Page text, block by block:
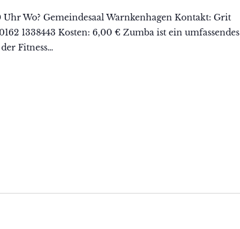
Wo? Gemeindesaal Warnkenhagen Kontakt: Grit
1338443 Kosten: 6,00 € Zumba ist ein umfassendes
Fitness…